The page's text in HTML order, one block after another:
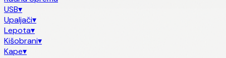
USB▾
Upaljači▾
Lepota▾
Kišobrani▾
Kape▾